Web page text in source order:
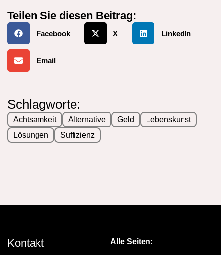
Teilen Sie diesen Beitrag:
Facebook X LinkedIn
Email
Schlagworte:
Achtsamkeit Alternative Geld
Lebenskunst
Lösungen
Suffizienz
Kontakt Alle Seiten: